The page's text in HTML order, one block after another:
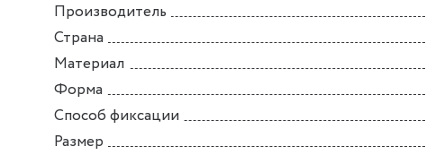
Производитель
Страна
Материал
Форма
Способ фиксации
Размер